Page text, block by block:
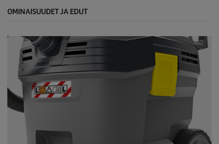
OMINAISUUDET JA EDUT